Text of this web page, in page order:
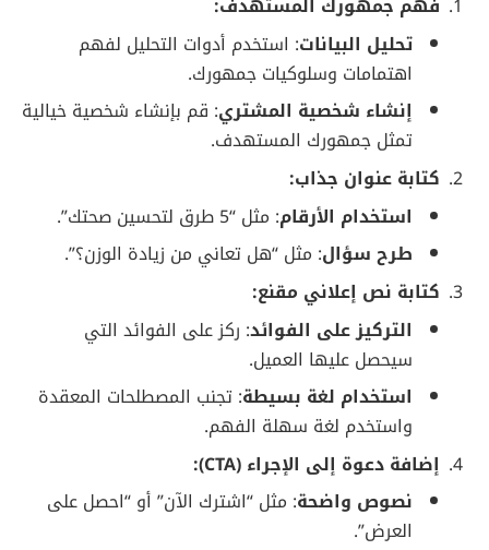
تحليل البيانات: استخدم أدوات التحليل لفهم
اهتمامات وسلوكيات جمهورك.
إنشاء شخصية المشتري: قم بإنشاء شخصية خيالية
تمثل جمهورك المستهدف.
كتابة عنوان جذاب:
استخدام الأرقام: مثل “5 طرق لتحسين صحتك”.
طرح سؤال: مثل “هل تعاني من زيادة الوزن؟”.
كتابة نص إعلاني مقنع:
التركيز على الفوائد: ركز على الفوائد التي
سيحصل عليها العميل.
استخدام لغة بسيطة: تجنب المصطلحات المعقدة
واستخدم لغة سهلة الفهم.
إضافة دعوة إلى الإجراء (CTA):
نصوص واضحة: مثل “اشترك الآن” أو “احصل على
العرض”.